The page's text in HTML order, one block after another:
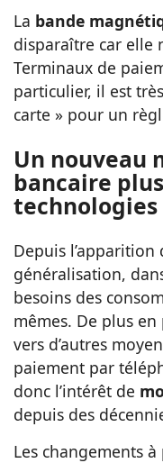
La bande
disparaître car elle
Terminaux de
particulier, il est
carte » pour un
Un nouveau
bancaire
Depuis l’apparition
généralisation,
besoins des
mêmes. De plus
vers d’autres
paiement par
donc l’intérêt de
depuis des
Les changements